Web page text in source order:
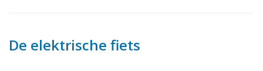
De elektrische fiets